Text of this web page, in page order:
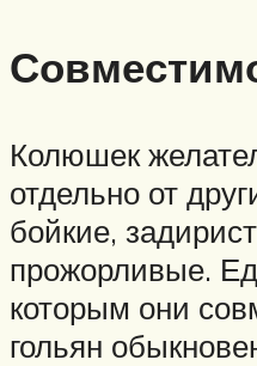
Колюшек
отдельно от
бойкие,
прожорливые.
которым они
гольян